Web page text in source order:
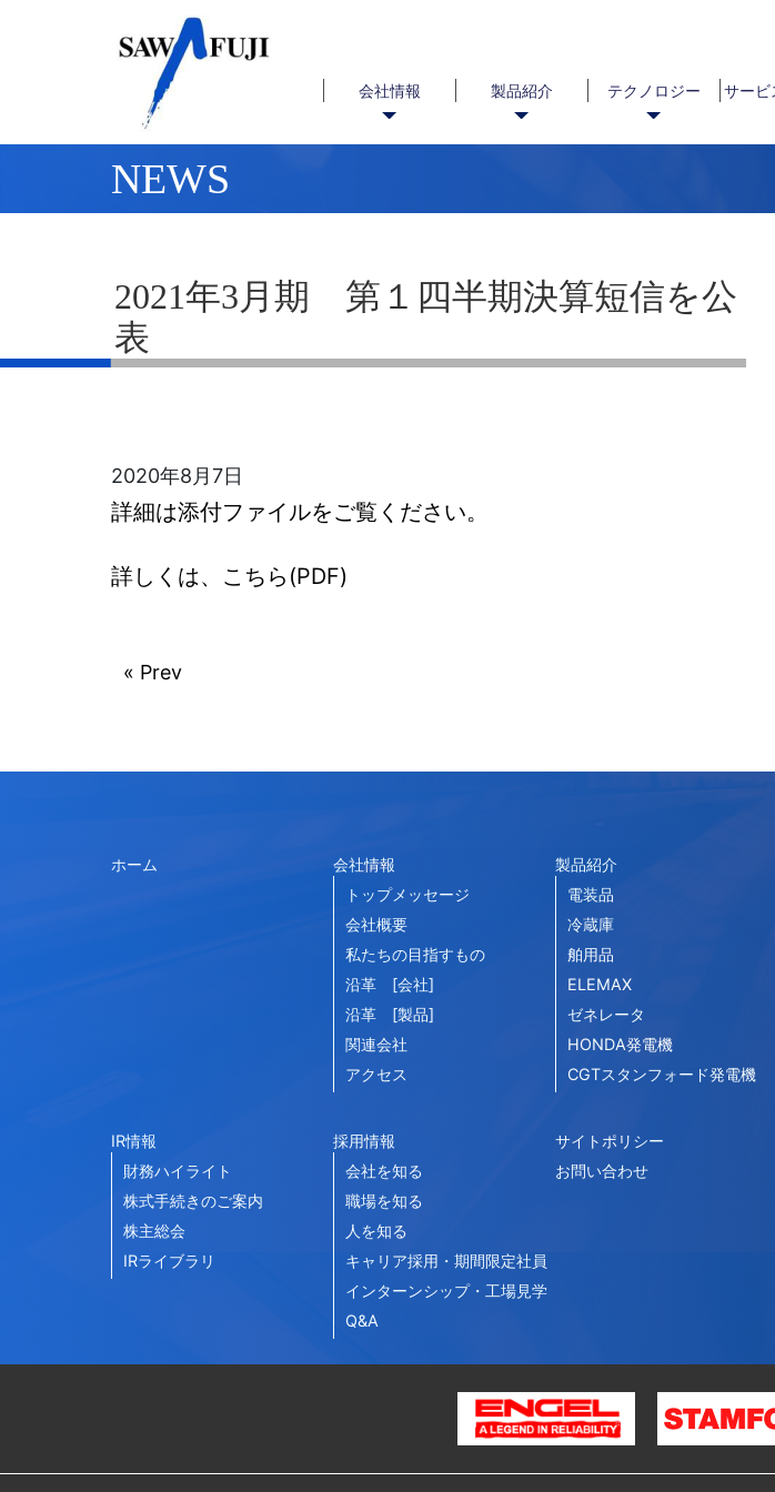
会社情報 製品紹介 テクノロジー サービ
NEWS
2021年3月期 第１四半期決算短信を公
表
2020年8月7日
詳細は添付ファイルをご覧ください。
詳しくは、こちら(PDF)
« Prev
ホーム
会社情報
トップメッセージ
会社概要
私たちの目指すもの
沿革 [会社]
沿革 [製品]
関連会社
アクセス
製品紹介
電装品
冷蔵庫
舶用品
ELEMAX
ゼネレータ
HONDA発電機
CGTスタンフォード発電機
IR情報
財務ハイライト
株式手続きのご案内
株主総会
IRライブラリ
採用情報
会社を知る
職場を知る
人を知る
キャリア採用・期間限定社員
インターンシップ・工場見学
Q&A
サイトポリシー
お問い合わせ